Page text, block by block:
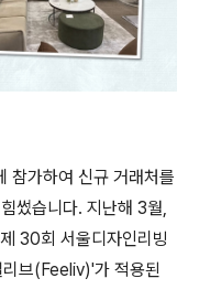
참가하여 신규 거래처를
썼습니다. 지난해 3월,
30회 서울디자인리빙
브(Feeliv)'가 적용된